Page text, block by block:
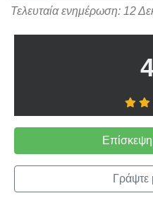
Τελευταία ενημέρωση: 12
Γράψτε